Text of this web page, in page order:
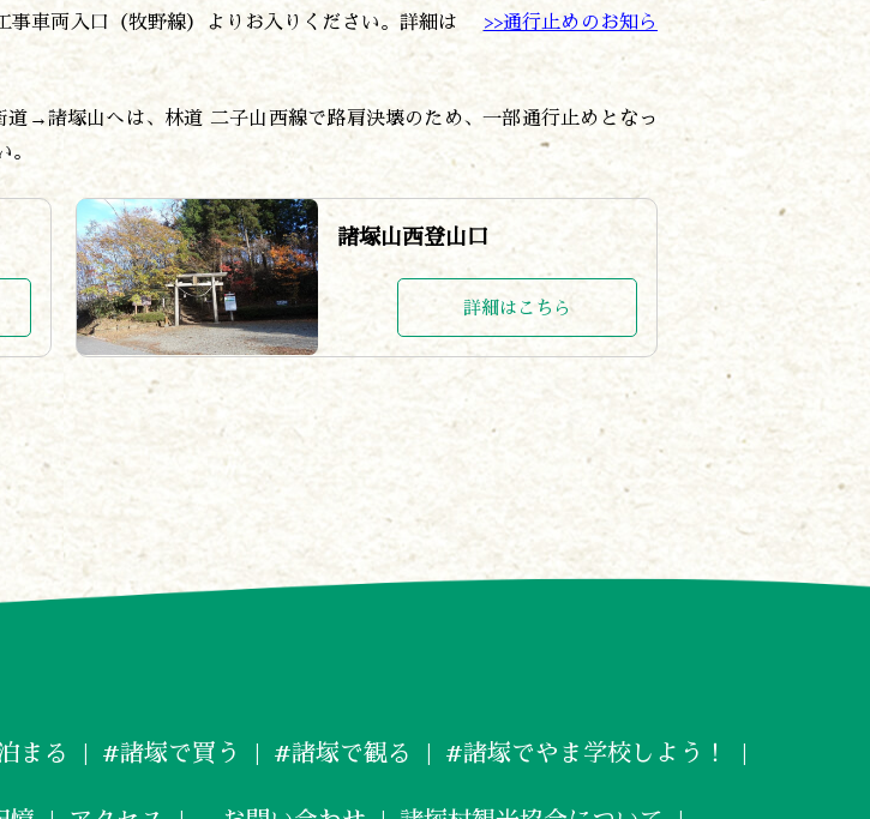
事車両入口（牧野線）よりお入りください。詳細は >>通行止めのお知ら
→諸塚山へは、林道 二子山西線で路肩決壊のため、一部通行止めとなっ
。
諸塚山西登山口
詳細はこちら
まる #諸塚で買う #諸塚で観る #諸塚でやま学校しよう！